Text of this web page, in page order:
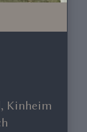
Kinheim